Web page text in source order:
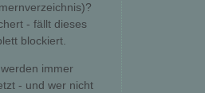
- fällt dieses
blockiert.
immer
- und wer nicht